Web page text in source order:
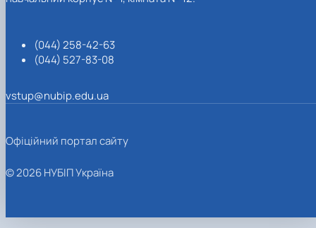
(044) 258-42-63
(044) 527-83-08
vstup@nubip.edu.ua
Офіційний портал сайту
© 2026 НУБІП Україна